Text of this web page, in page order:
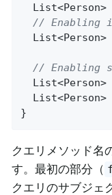
List<Person>
// Enabling
List<Person>
// Enabling
List<Person>
List<Person>
}
クエリメソッド名
す。最初の部分（
クエリのサブジェ